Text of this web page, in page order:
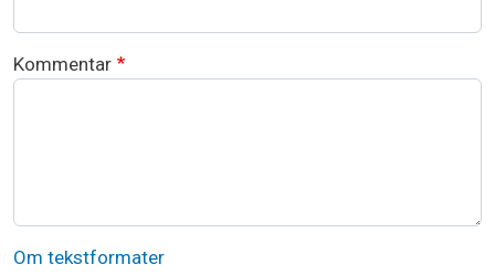
Kommentar
Om tekstformater